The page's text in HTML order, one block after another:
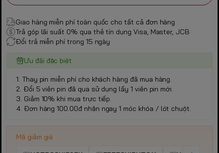
Giao hàng miễn phí toàn quốc cho tất cả đơn hàng
Trả góp lãi suất 0% qua thẻ tín dụng Visa, Master, JCB
Đổi trả miễn phí trong 15 ngày
Ưu đãi đặc biệt
1. Thay pin miễn phí cho khách hàng đã mua hàng.
2. Đổi 5 viên pin đã qua sử dụng lấy 1 viên pin mới.
3. Giảm 10% khi mua trực tiếp.
4. Đơn hàng 100.00đ nhận ngay 1 móc khóa / lót chuột.
Mã giảm giá